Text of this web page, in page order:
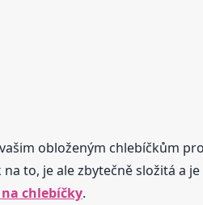
obloženým chlebíčkům
to, je ale zbytečně složitá a
na chlebíčky.